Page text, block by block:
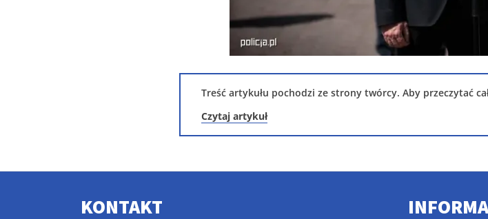
Treść artykułu pochodzi ze strony twórcy. Aby przeczytać
Czytaj artykuł
KONTAKT